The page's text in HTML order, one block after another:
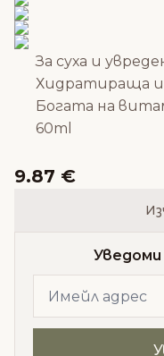
За суха и
Хидратираща
Богата на
60ml
9.87 €
Уведоми